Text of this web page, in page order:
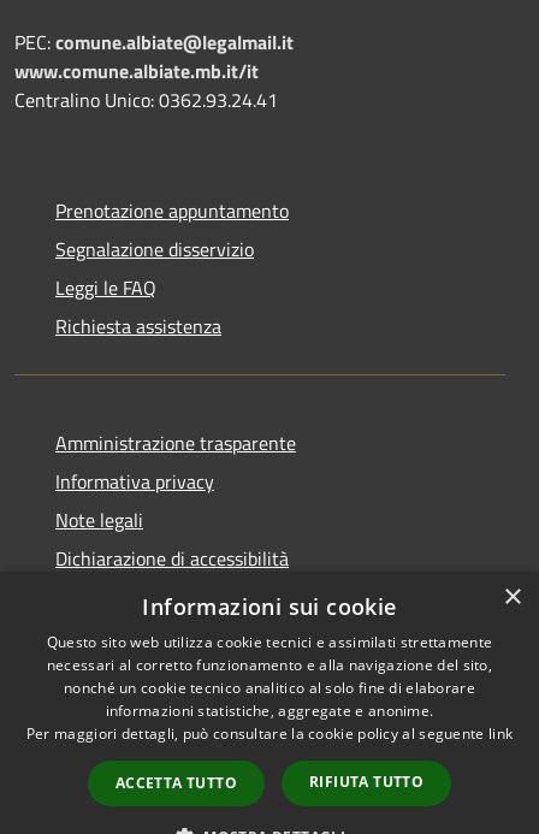
PEC:comune.albiate@legalmail.it
www.comune.albiate.mb.it/it
Centralino Unico: 0362.93.24.41
Prenotazione appuntamento
Segnalazione disservizio
Leggi le FAQ
Richiesta assistenza
Amministrazione trasparente
Informativa privacy
Note legali
Dichiarazione di accessibilità
Obbietivi di accessibilità
Accessibilità
Copyright © 2026 • Comune di
Albiate • Powered by
Municipium•
Accesso
redazione
×
Informazioni sui cookie
Questo sito web utilizza cookie tecnici e assimilati strettamente
necessari al corretto funzionamento e alla navigazione del sito,
nonché un cookie tecnico analitico al solo fine di elaborare
informazioni statistiche, aggregate e anonime.
Per maggiori dettagli, può consultare la cookie policy al seguente link
ACCETTA TUTTO RIFIUTA TUTTO